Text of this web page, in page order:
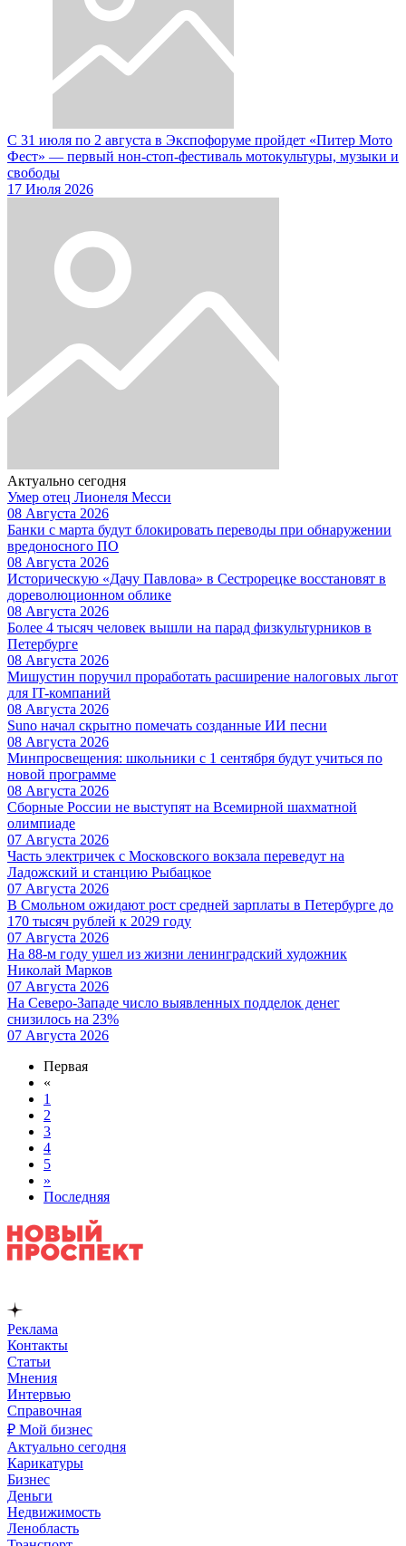
С 31 июля по 2 августа в Экспофоруме пройдет «Питер Мото
Фест» — первый нон-стоп-фестиваль мотокультуры, музыки и
свободы
17 Июля 2026
Актуально сегодня
Умер отец Лионеля Месси
08 Августа 2026
Банки с марта будут блокировать переводы при обнаружении
вредоносного ПО
08 Августа 2026
Историческую «Дачу Павлова» в Сестрорецке восстановят в
дореволюционном облике
08 Августа 2026
Более 4 тысяч человек вышли на парад физкультурников в
Петербурге
08 Августа 2026
Мишустин поручил проработать расширение налоговых льгот
для IT-компаний
08 Августа 2026
Suno начал скрытно помечать созданные ИИ песни
08 Августа 2026
Минпросвещения: школьники с 1 сентября будут учиться по
новой программе
08 Августа 2026
Сборные России не выступят на Всемирной шахматной
олимпиаде
07 Августа 2026
Часть электричек с Московского вокзала переведут на
Ладожский и станцию Рыбацкое
07 Августа 2026
В Смольном ожидают рост средней зарплаты в Петербурге до
170 тысяч рублей к 2029 году
07 Августа 2026
На 88-м году ушел из жизни ленинградский художник
Николай Марков
07 Августа 2026
На Северо-Западе число выявленных подделок денег
снизилось на 23%
07 Августа 2026
Первая
«
1
2
3
4
5
»
Последняя
Реклама
Контакты
Статьи
Мнения
Интервью
Справочная
₽ Мой бизнес
Актуально сегодня
Карикатуры
Бизнес
Деньги
Недвижимость
Ленобласть